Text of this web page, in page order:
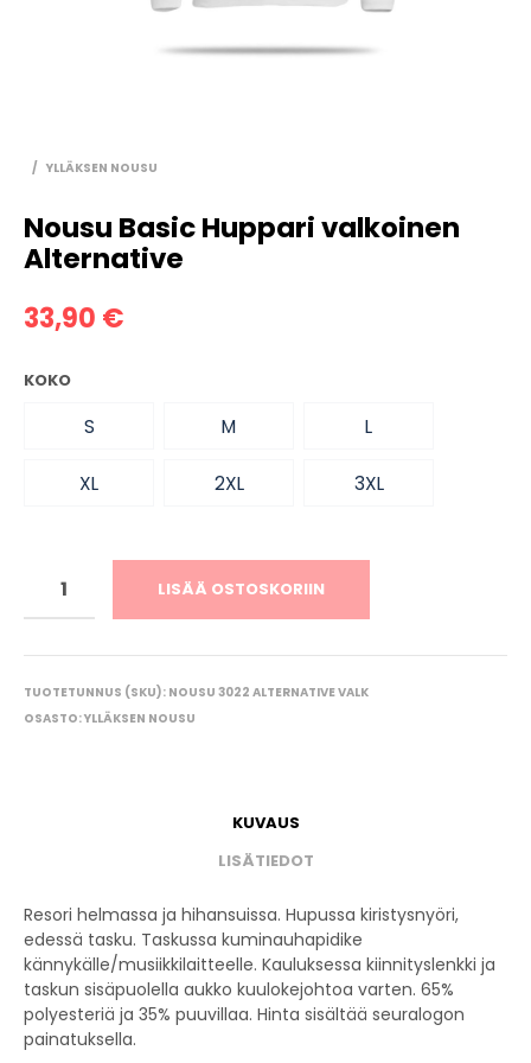
/ YLLÄKSEN NOUSU
Nousu Basic Huppari valkoinen
Alternative
33,90 €
KOKO
S M L
XL 2XL 3XL
LISÄÄ OSTOSKORIIN
TUOTETUNNUS (SKU): NOUSU 3022 ALTERNATIVE VALK
OSASTO:YLLÄKSEN NOUSU
KUVAUS
LISÄTIEDOT
Resori helmassa ja hihansuissa. Hupussa kiristysnyöri,
edessä tasku. Taskussa kuminauhapidike
kännykälle/musiikkilaitteelle. Kauluksessa kiinnityslenkki ja
taskun sisäpuolella aukko kuulokejohtoa varten. 65%
polyesteriä ja 35% puuvillaa. Hinta sisältää seuralogon
painatuksella.